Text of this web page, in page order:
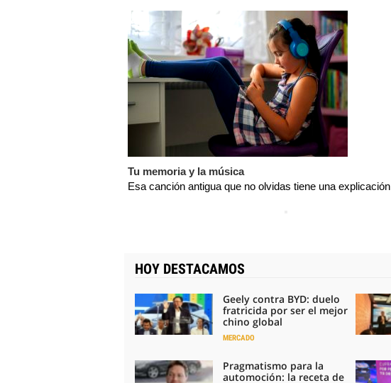
Tu memoria y la música
Esa canción antigua que no olvidas tiene una explicación
HOY DESTACAMOS
Geely contra BYD: duelo
fratricida por ser el mejor
chino global
MERCADO
Pragmatismo para la
automoción: la receta de